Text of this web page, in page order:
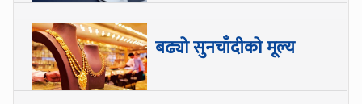
बढ्यो सुनचाँदीको मूल्य